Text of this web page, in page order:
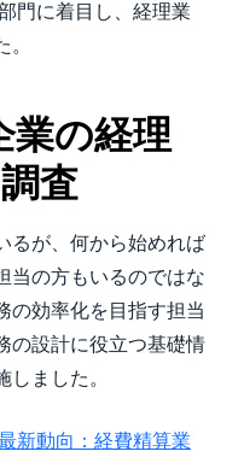
門に着目し、経理業
。
業の経理
査
るが、何から始めれば
当の方もいるのではな
の効率化を目指す担当
の設計に役立つ基礎情
しました。
新動向：経費精算業